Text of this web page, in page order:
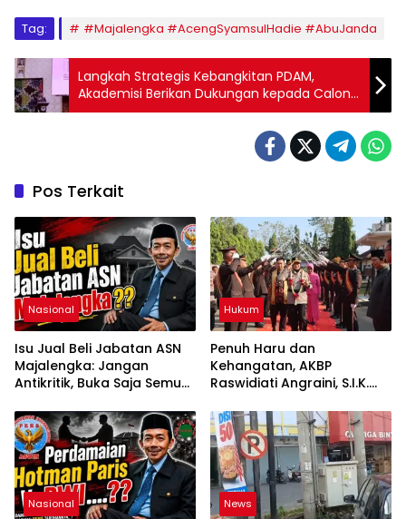
Tag: #Majalengka #AcengSyamsulHadie #AbuJanda
Langkah Strategis Kebangkitan PDAM,
Akademisi Berikan Dukungan kepada Calon
Direktur
Pos Terkait
Nasional
Isu Jual Beli Jabatan ASN
Majalengka: Jangan
Antikritik, Buka Saja Semua
Jabatan kepada Publik
Oleh: Aceng Syamsul
Hadie, S.Sos., MM. Ketua
Dewan Pembina Pusat
ASWIN
Hukum
Penuh Haru dan
Kehangatan, AKBP
Raswidiati Angraini, S.I.K.
Lampung Utara
Nasional News